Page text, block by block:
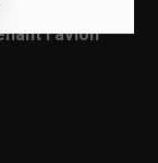
l’avion